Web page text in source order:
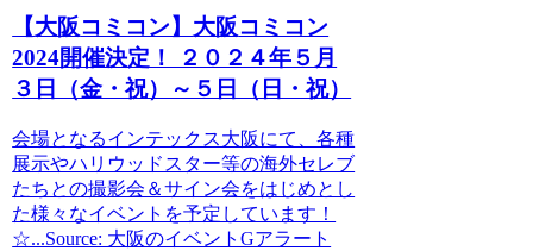
【大阪コミコン】 大阪コミコン
2024開催決定！ ２０２４年５月
３日（金・祝）～５日（日・祝）
会場となるインテックス大阪にて、各種
展示やハリウッドスター等の海外セレブ
たちとの撮影会＆サイン会をはじめとし
た様々なイベントを予定しています！
☆...Source: 大阪のイベントGアラート